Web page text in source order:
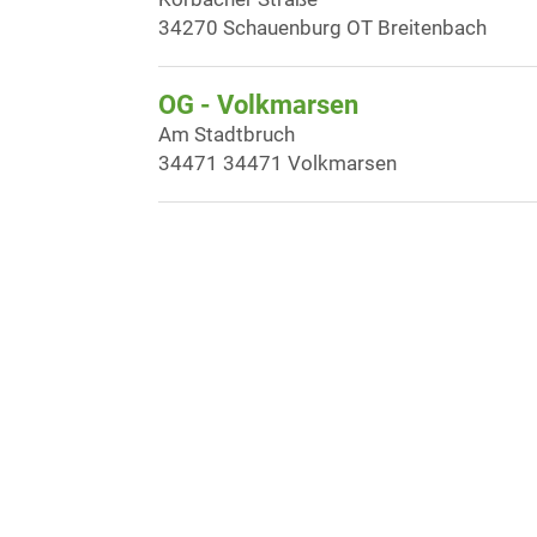
34270 Schauenburg OT Breitenbach
OG - Volkmarsen
Am Stadtbruch
34471 34471 Volkmarsen